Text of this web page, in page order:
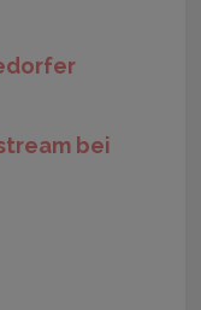
bei